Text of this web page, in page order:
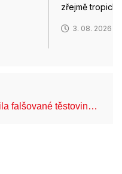
zřejmě
3. 08. 2026
falšované těstovin…